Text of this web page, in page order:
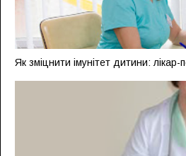
Як зміцнити імунітет дитини: лікар-